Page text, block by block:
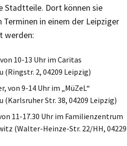
Stadtteile. Dort können sie
in einem der Leipziger
werden:
10-13 Uhr im Caritas
(Ringstr. 2, 04209 Leipzig)
von 9-14 Uhr im „MüZeL“
(Karlsruher Str. 38, 04209 Leipzig)
11-17.30 Uhr im Familienzentrum
(Walter-Heinze-Str. 22/HH, 04229